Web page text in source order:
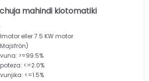
mahindi kiotomatiki
eller 7.5 KW motor
>=99.5%
<=2.0%
<=1.5%